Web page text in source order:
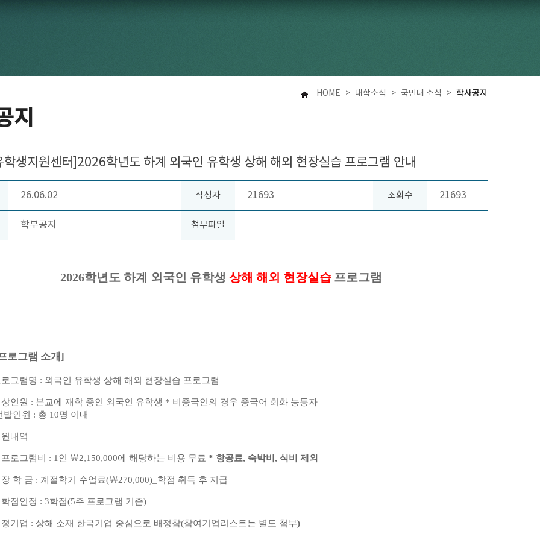
HOME > 대학소식 > 국민대 소식 > 학사공지
지
학생지원센터]2026학년도 하계 외국인 유학생 상해 해외 현장실습 프로그램 안내
26.06.02 작성자 21693 조회수 21693
학부공지 첨부파일
2026학년도 하계 외국인 유학생 상해 해외 현장실습 프로그램
로그램 소개]
로그램명 : 외국인 유학생 상해 해외 현장실습 프로그램
인원 : 본교에 재학 중인 외국인 유학생 * 비중국인의 경우 중국어 회화 능통자
발인원 : 총 10명 이내
내역
프로그램비 : 1 인 ￦2,150,000에 해당하는 비용 무료 * 항공료, 숙박비 , 식비 제외
장 학 금 : 계절학기 수업료(￦270,000)_ 학점 취득 후 지급
학점인정 : 3학점(5주 프로그램 기준)
기업 : 상해 소재 한국기업 중심으로 배정참(참여기업리스트는 별도 첨부)